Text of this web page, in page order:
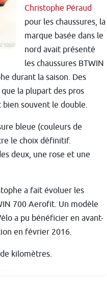
Christophe Péraud
pour les chaussures, la
marque basée dans le
nord avait présenté
les chaussures BTWIN
durant la saison. Des
la plupart des pros
souvent le double.
bleue (couleurs de
le choix définitif.
deux, une rose et une
a fait évoluer les
700 Aerofit. Un modèle
a pu bénéficier en avant-
en février 2016.
kilomètres.